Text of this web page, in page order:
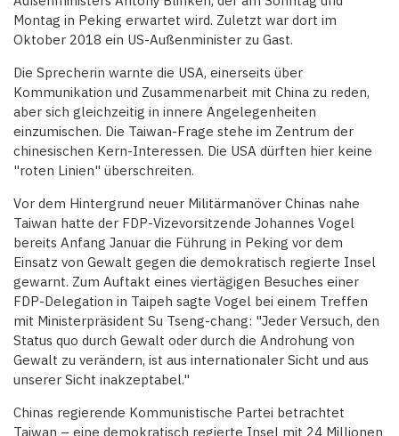
Montag in Peking erwartet wird. Zuletzt war dort im
Oktober 2018 ein US-Außenminister zu Gast.
Die Sprecherin warnte die USA, einerseits über
Kommunikation und Zusammenarbeit mit China zu reden,
aber sich gleichzeitig in innere Angelegenheiten
einzumischen. Die Taiwan-Frage stehe im Zentrum der
chinesischen Kern-Interessen. Die USA dürften hier keine
"roten Linien" überschreiten.
Vor dem Hintergrund neuer Militärmanöver Chinas nahe
Taiwan hatte der FDP-Vizevorsitzende Johannes Vogel
bereits Anfang Januar die Führung in Peking vor dem
Einsatz von Gewalt gegen die demokratisch regierte Insel
gewarnt. Zum Auftakt eines viertägigen Besuches einer
FDP-Delegation in Taipeh sagte Vogel bei einem Treffen
mit Ministerpräsident Su Tseng-chang: "Jeder Versuch, den
Status quo durch Gewalt oder durch die Androhung von
Gewalt zu verändern, ist aus internationaler Sicht und aus
unserer Sicht inakzeptabel."
Chinas regierende Kommunistische Partei betrachtet
Taiwan – eine demokratisch regierte Insel mit 24 Millionen